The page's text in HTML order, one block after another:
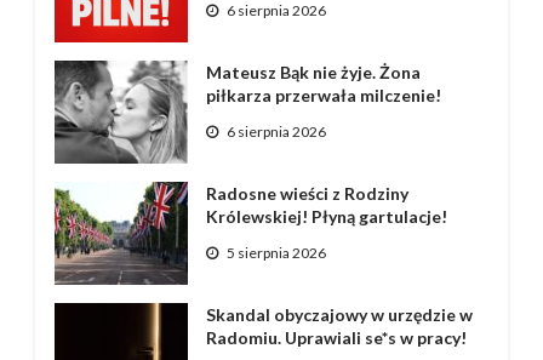
6 sierpnia 2026
Mateusz Bąk nie żyje. Żona
piłkarza przerwała milczenie!
6 sierpnia 2026
Radosne wieści z Rodziny
Królewskiej! Płyną gartulacje!
5 sierpnia 2026
Skandal obyczajowy w urzędzie w
Radomiu. Uprawiali se*s w pracy!